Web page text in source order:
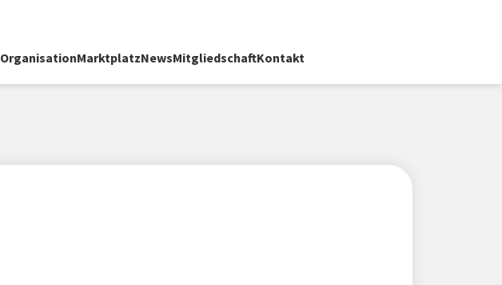
OrganisationMarktplatzNewsMitgliedschaftKontakt